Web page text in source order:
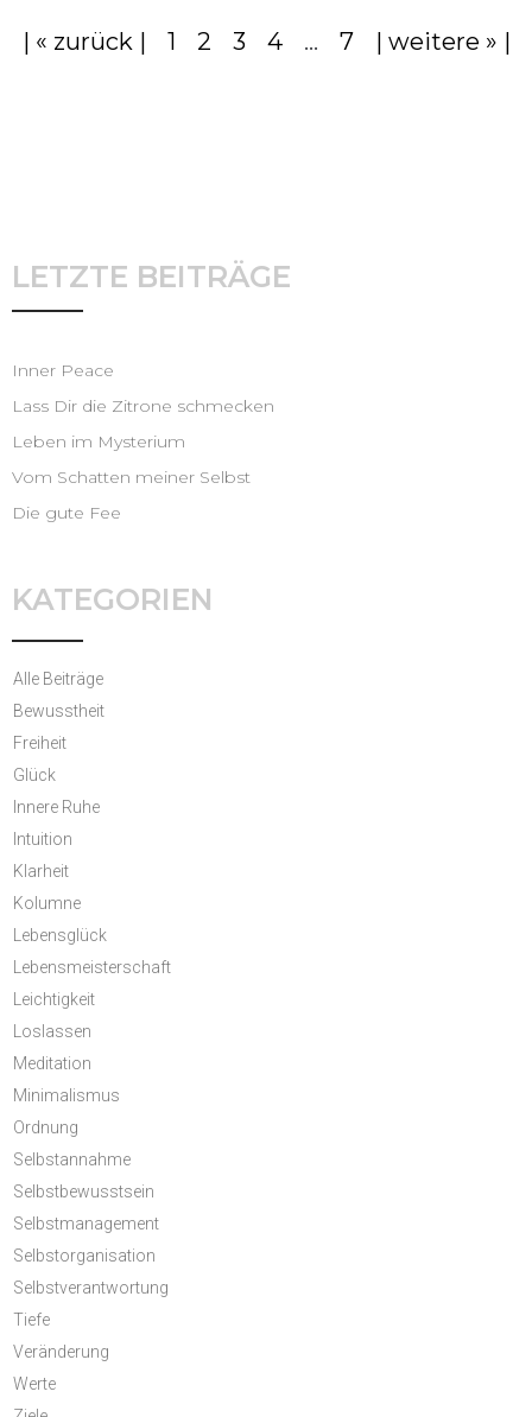
| « zurück | 1 2 3 4 … 7 | weitere » |
LETZTE BEITRÄGE
Inner Peace
Lass Dir die Zitrone schmecken
Leben im Mysterium
Vom Schatten meiner Selbst
Die gute Fee
KATEGORIEN
Alle Beiträge
Bewusstheit
Freiheit
Glück
Innere Ruhe
Intuition
Klarheit
Kolumne
Lebensglück
Lebensmeisterschaft
Leichtigkeit
Loslassen
Meditation
Minimalismus
Ordnung
Selbstannahme
Selbstbewusstsein
Selbstmanagement
Selbstorganisation
Selbstverantwortung
Tiefe
Veränderung
Werte